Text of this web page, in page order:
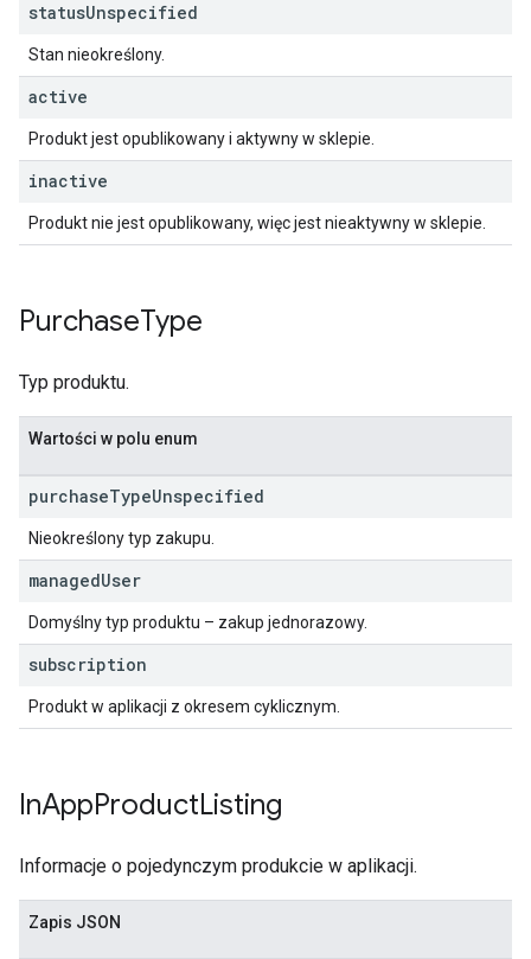
statusUnspecified
Stan nieokreślony.
active
Produkt jest opublikowany i aktywny w sklepie.
inactive
Produkt nie jest opublikowany, więc jest nieaktywny w sklepie.
PurchaseType
Typ produktu.
Wartości w polu enum
purchaseTypeUnspecified
Nieokreślony typ zakupu.
managedUser
Domyślny typ produktu – zakup jednorazowy.
subscription
Produkt w aplikacji z okresem cyklicznym.
InAppProductListing
Informacje o pojedynczym produkcie w aplikacji.
Zapis JSON